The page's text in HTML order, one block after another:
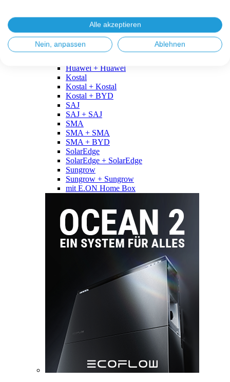
Fronius + BYD
GoodWe
GoodWe + GoodWe
GoodWe + BYD
Huawei + Huawei
Kostal
Kostal + Kostal
Kostal + BYD
SAJ
SAJ + SAJ
SMA
SMA + SMA
SMA + BYD
SolarEdge
SolarEdge + SolarEdge
Sungrow
Sungrow + Sungrow
mit E.ON Home Box
Alle akzeptieren
Nein, anpassen Ablehnen